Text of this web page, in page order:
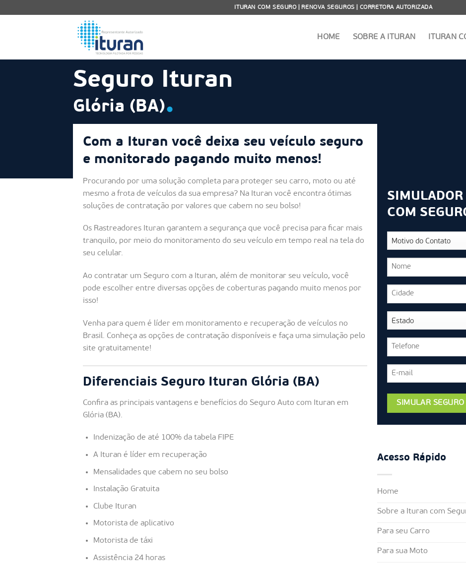
ITURAN COM SEGURO | RENOVA SEGUROS | CORRETORA AUTORIZADA
HOME SOBRE A ITURAN ITURAN
Seguro Ituran
Glória (BA).
Com a Ituran você deixa seu veículo seguro
e monitorado pagando muito menos!
Procurando por uma solução completa para proteger seu carro, moto ou até
mesmo a frota de veículos da sua empresa? Na Ituran você encontra ótimas
soluções de contratação por valores que cabem no seu bolso!
Os Rastreadores Ituran garantem a segurança que você precisa para ficar mais
tranquilo, por meio do monitoramento do seu veículo em tempo real na tela do
seu celular.
Ao contratar um Seguro com a Ituran, além de monitorar seu veículo, você
pode escolher entre diversas opções de coberturas pagando muito menos por
isso!
Venha para quem é líder em monitoramento e recuperação de veículos no
Brasil. Conheça as opções de contratação disponíveis e faça uma simulação pelo
site gratuitamente!
Diferenciais Seguro Ituran Glória (BA)
Confira as principais vantagens e benefícios do Seguro Auto com Ituran em
Glória (BA).
Indenização de até 100% da tabela FIPE
A Ituran é líder em recuperação
Mensalidades que cabem no seu bolso
Instalação Gratuita
Clube Ituran
Motorista de aplicativo
Motorista de táxi
Assistência 24 horas
COM
Acesso Rápido
Home
Sobre a Ituran com
Para seu Carro
Para sua Moto